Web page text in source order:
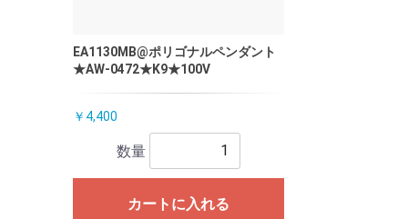
EA1130MB@ポリゴナルペンダント
★AW-0472★K9★100V
￥4,400
数量
カートに入れる